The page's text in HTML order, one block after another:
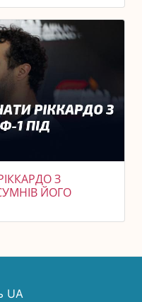
З
ЙОГО
UA